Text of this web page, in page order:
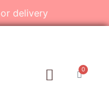
delivery
0